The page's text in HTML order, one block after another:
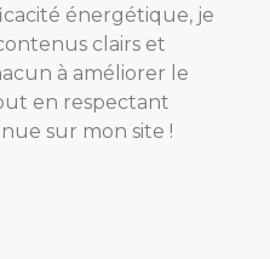
énergétique, je
clairs et
à améliorer le
en respectant
sur mon site !